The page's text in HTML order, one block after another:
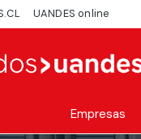
UANDES online
Empresas